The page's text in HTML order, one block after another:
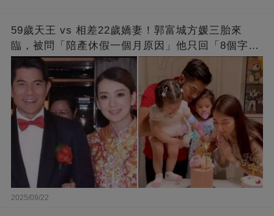
59歲天王 vs 相差22歲嬌妻！郭富城方媛三胎來
臨，被問「陪產休假一個月原因」他只回「8個字」
被贊爆
2025/09/22